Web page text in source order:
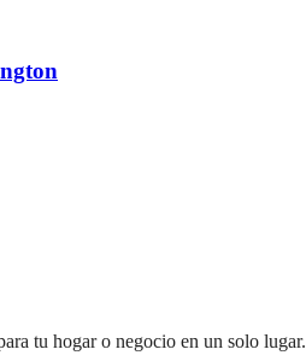
tu hogar o negocio en un solo lugar.